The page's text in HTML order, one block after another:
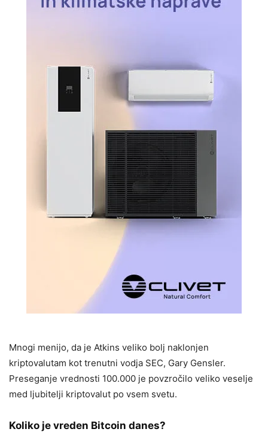
Mnogi menijo, da je Atkins veliko bolj naklonjen
kriptovalutam kot trenutni vodja SEC, Gary Gensler.
Preseganje vrednosti 100.000 je povzročilo veliko veselje
med ljubitelji kriptovalut po vsem svetu.
Koliko je vreden Bitcoin danes?